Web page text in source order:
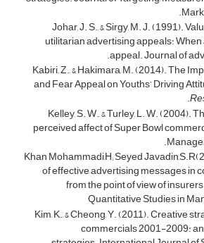
Johar, J. S., & Sirgy, M. J. (1991).
utilitarian advertising appeals:
appeal. Journal of
Kabiri,, Z., & Hakimara, M. (2014). The
and Fear Appeal on Youths’ Driving
Kelley, S. W., & Turley, L. W. (2004).
perceived affect of Super Bowl
Khan Mohammadi,H; Seyed
of effective advertising messages in
from the point of view of
Quantitative Studies in
Kim, K., & Cheong, Y. (2011). Creative
commercials 2001-2009: